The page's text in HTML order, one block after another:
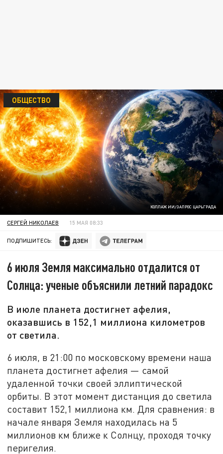
КОЛЛАЖ ИИ/ЗАПРОС ЦАРЬГРАДА
ОБЩЕСТВО
СЕРГЕЙ НИКОЛАЕВ 15 МАЯ 08:33
ПОДПИШИТЕСЬ:
6 июля Земля максимально отдалится от
Солнца: ученые объяснили летний парадокс
В июле планета достигнет афелия,
оказавшись в 152,1 миллиона километров
от светила.
6 июля, в 21:00 по московскому времени наша
планета достигнет афелия — самой
удаленной точки своей эллиптической
орбиты. В этот момент дистанция до светила
составит 152,1 миллиона км. Для сравнения: в
начале января Земля находилась на 5
миллионов км ближе к Солнцу, проходя точку
перигелия.